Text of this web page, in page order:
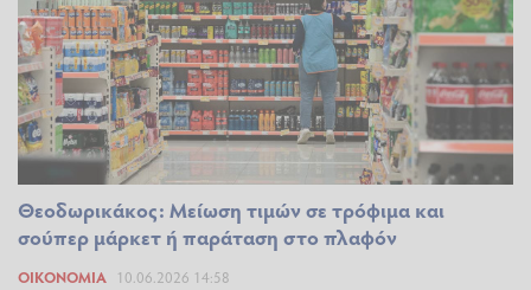
Θεοδωρικάκος: Μείωση τιμών σε τρόφιμα και
σούπερ μάρκετ ή παράταση στο πλαφόν
ΟΙΚΟΝΟΜΊΑ 10.06.2026 14:58